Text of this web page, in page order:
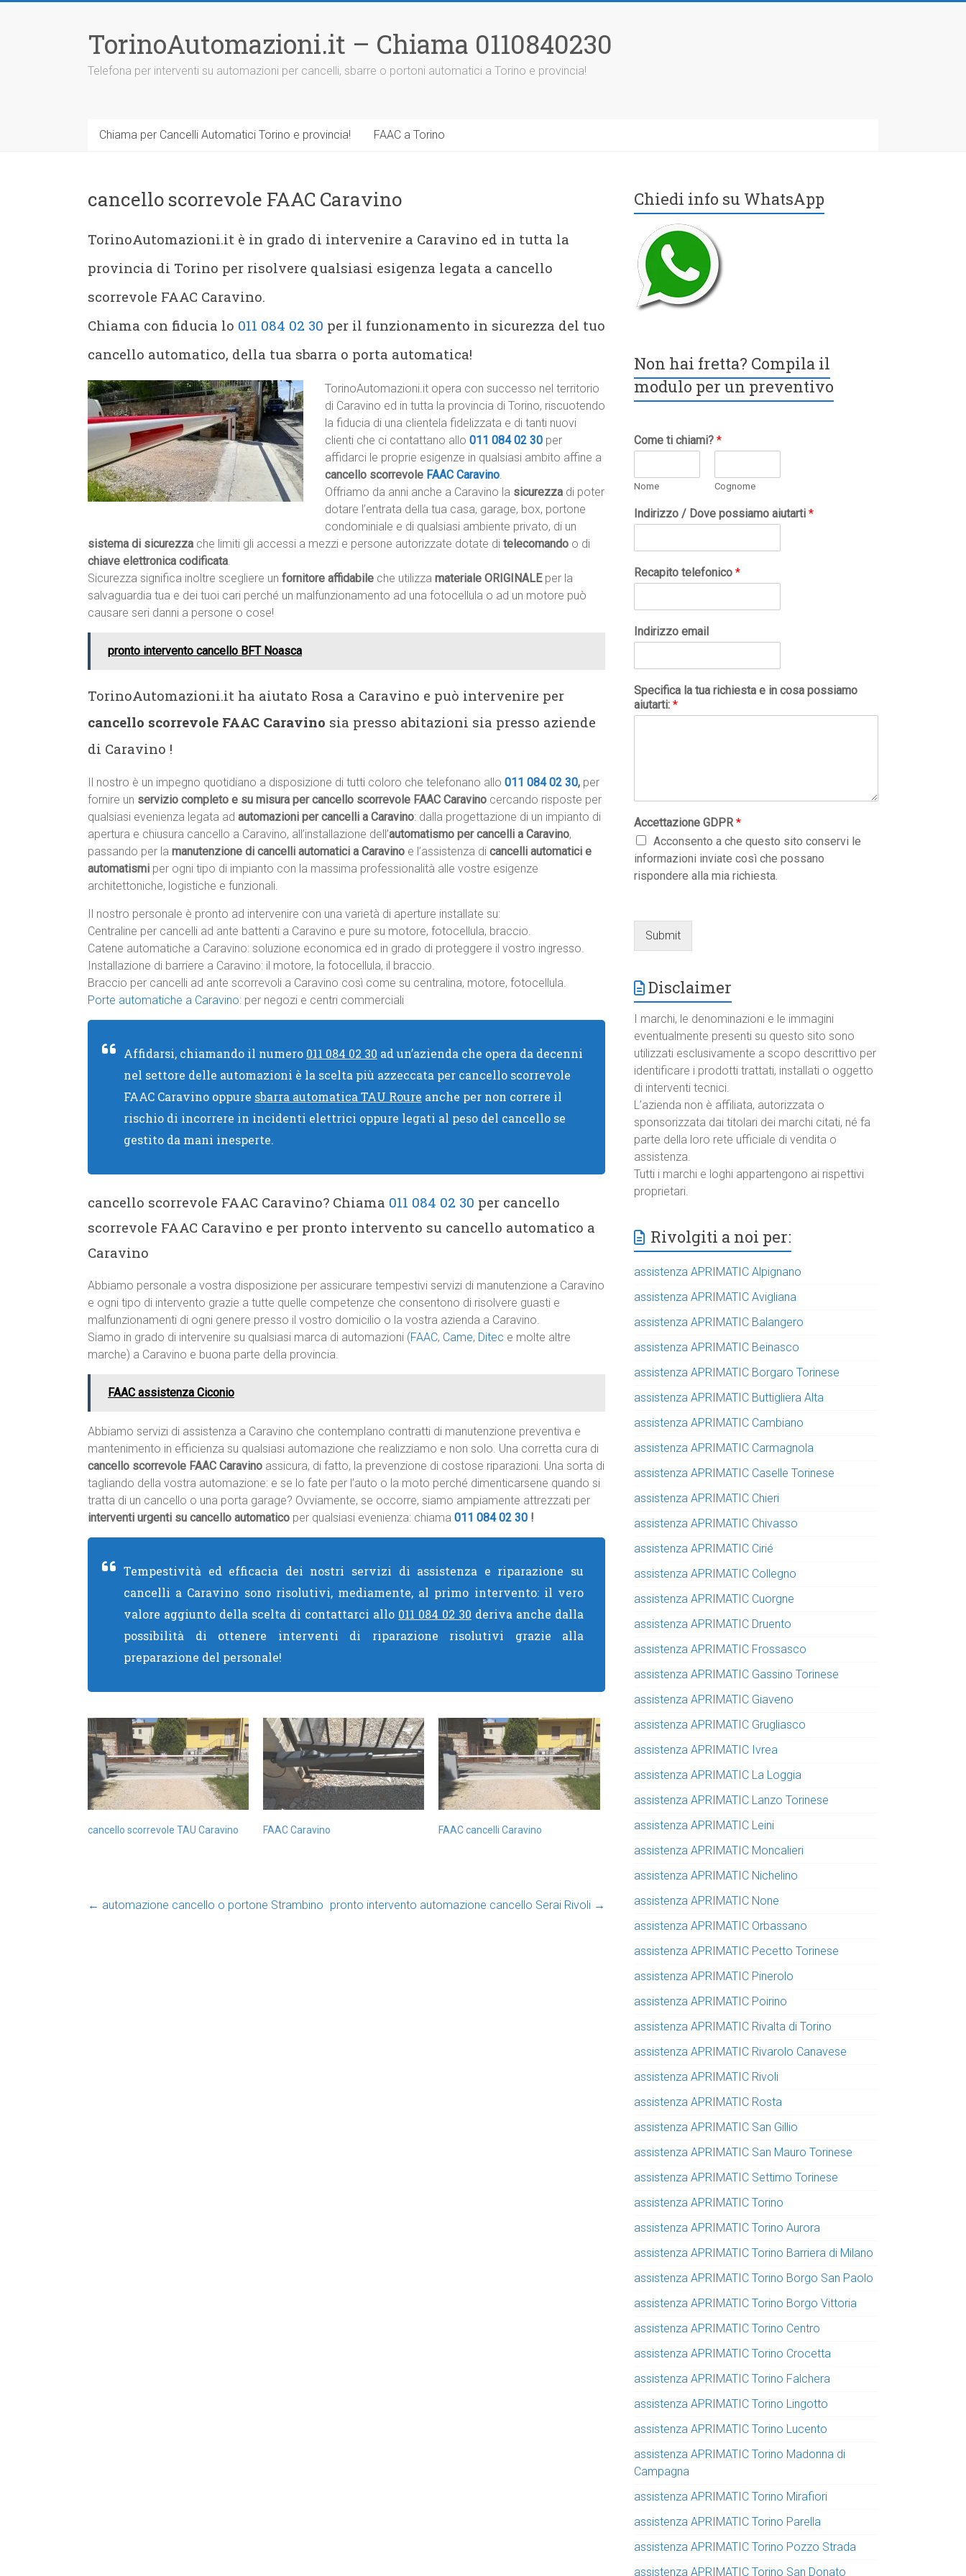
TorinoAutomazioni.it – Chiama 0110840230
Telefona per interventi su automazioni per cancelli, sbarre o portoni automatici a Torino e provincia!
Chiama per Cancelli Automatici Torino e provincia! FAAC a Torino
cancello scorrevole FAAC Caravino
TorinoAutomazioni.it è in grado di intervenire a Caravino ed in tutta la
provincia di Torino per risolvere qualsiasi esigenza legata a cancello
scorrevole FAAC Caravino.
Chiama con fiducia lo 011 084 02 30 per il funzionamento in sicurezza del tuo
cancello automatico, della tua sbarra o porta automatica!
TorinoAutomazioni.it opera con successo nel territorio
di Caravino ed in tutta la provincia di Torino, riscuotendo
la fiducia di una clientela fidelizzata e di tanti nuovi
clienti che ci contattano allo 011 084 02 30 per
affidarci le proprie esigenze in qualsiasi ambito affine a
cancello scorrevole FAAC Caravino.
Offriamo da anni anche a Caravino la sicurezza di poter
dotare l’entrata della tua casa, garage, box, portone
condominiale e di qualsiasi ambiente privato, di un
sistema di sicurezza che limiti gli accessi a mezzi e persone autorizzate dotate di telecomando o di
chiave elettronica codificata.
Sicurezza significa inoltre scegliere un fornitore affidabile che utilizza materiale ORIGINALEper la
salvaguardia tua e dei tuoi cari perché un malfunzionamento ad una fotocellula o ad un motore può
causare seri danni a persone o cose!
pronto intervento cancello BFT Noasca
TorinoAutomazioni.it ha aiutato Rosa a Caravino e può intervenire per
cancello scorrevole FAAC Caravino sia presso abitazioni sia presso aziende
di Caravino !
Il nostro è un impegno quotidiano a disposizione di tutti coloro che telefonano allo 011 084 02 30, per
fornire un servizio completo e su misura per cancello scorrevole FAAC Caravino cercando risposte per
qualsiasi evenienza legata ad automazioni per cancelli a Caravino: dalla progettazione di un impianto di
apertura e chiusura cancello a Caravino, all’installazione dell’automatismo per cancelli a Caravino,
passando per la manutenzione di cancelli automatici a Caravino e l’assistenza di cancelli automatici e
automatismi per ogni tipo di impianto con la massima professionalità alle vostre esigenze
architettoniche, logistiche e funzionali.
Il nostro personale è pronto ad intervenire con una varietà di aperture installate su:
Centraline per cancelli ad ante battenti a Caravino e pure su motore, fotocellula, braccio.
Catene automatiche a Caravino: soluzione economica ed in grado di proteggere il vostro ingresso.
Installazione di barriere a Caravino: il motore, la fotocellula, il braccio.
Braccio per cancelli ad ante scorrevoli a Caravino così come su centralina, motore, fotocellula.
Porte automatiche a Caravino: per negozi e centri commerciali
Affidarsi, chiamando il numero 011 084 02 30 ad un’azienda che opera da decenni
nel settore delle automazioni è la scelta più azzeccata per cancello scorrevole
FAAC Caravino oppure sbarra automatica TAU Roure anche per non correre il
rischio di incorrere in incidenti elettrici oppure legati al peso del cancello se
gestito da mani inesperte.
cancello scorrevole FAAC Caravino? Chiama 011 084 02 30 per cancello
scorrevole FAAC Caravino e per pronto intervento su cancello automatico a
Caravino
Abbiamo personale a vostra disposizione per assicurare tempestivi servizi di manutenzione a Caravino
e ogni tipo di intervento grazie a tutte quelle competenze che consentono di risolvere guasti e
malfunzionamenti di ogni genere presso il vostro domicilio o la vostra azienda a Caravino.
Siamo in grado di intervenire su qualsiasi marca di automazioni (FAAC, Came, Ditec e molte altre
marche) a Caravino e buona parte della provincia.
FAAC assistenza Ciconio
Abbiamo servizi di assistenza a Caravino che contemplano contratti di manutenzione preventiva e
mantenimento in efficienza su qualsiasi automazione che realizziamo e non solo. Una corretta cura di
cancello scorrevole FAAC Caravino assicura, di fatto, la prevenzione di costose riparazioni. Una sorta di
tagliando della vostra automazione: e se lo fate per l’auto o la moto perché dimenticarsene quando si
tratta di un cancello o una porta garage? Ovviamente, se occorre, siamo ampiamente attrezzati per
interventi urgenti su cancello automatico per qualsiasi evenienza: chiama 011 084 02 30 !
Tempestività ed efficacia dei nostri servizi di assistenza e riparazione su
cancelli a Caravino sono risolutivi, mediamente, al primo intervento: il vero
valore aggiunto della scelta di contattarci allo 011 084 02 30 deriva anche dalla
possibilità di ottenere interventi di riparazione risolutivi grazie alla
preparazione del personale!
cancello scorrevole TAU Caravino FAAC Caravino FAAC cancelli Caravino
← automazione cancello o portone Strambino pronto intervento automazione cancello Serai Rivoli →
Chiedi info su WhatsApp
Non hai fretta? Compila il
modulo per un preventivo
Come ti chiami?*
Nome Cognome
Indirizzo / Dove possiamo aiutarti*
Recapito telefonico*
Indirizzo email
Specifica la tua richiesta e in cosa possiamo
aiutarti:*
Accettazione GDPR*
Acconsento a che questo sito conservi le
informazioni inviate così che possano
rispondere alla mia richiesta.
Submit
Disclaimer
I marchi, le denominazioni e le immagini
eventualmente presenti su questo sito sono
utilizzati esclusivamente a scopo descrittivo per
identificare i prodotti trattati, installati o oggetto
di interventi tecnici.
L’azienda non è affiliata, autorizzata o
sponsorizzata dai titolari dei marchi citati, né fa
parte della loro rete ufficiale di vendita o
assistenza.
Tutti i marchi e loghi appartengono ai rispettivi
proprietari.
Rivolgiti a noi per:
assistenza APRIMATIC Alpignano
assistenza APRIMATIC Avigliana
assistenza APRIMATIC Balangero
assistenza APRIMATIC Beinasco
assistenza APRIMATIC Borgaro Torinese
assistenza APRIMATIC Buttigliera Alta
assistenza APRIMATIC Cambiano
assistenza APRIMATIC Carmagnola
assistenza APRIMATIC Caselle Torinese
assistenza APRIMATIC Chieri
assistenza APRIMATIC Chivasso
assistenza APRIMATIC Cirié
assistenza APRIMATIC Collegno
assistenza APRIMATIC Cuorgne
assistenza APRIMATIC Druento
assistenza APRIMATIC Frossasco
assistenza APRIMATIC Gassino Torinese
assistenza APRIMATIC Giaveno
assistenza APRIMATIC Grugliasco
assistenza APRIMATIC Ivrea
assistenza APRIMATIC La Loggia
assistenza APRIMATIC Lanzo Torinese
assistenza APRIMATIC Leini
assistenza APRIMATIC Moncalieri
assistenza APRIMATIC Nichelino
assistenza APRIMATIC None
assistenza APRIMATIC Orbassano
assistenza APRIMATIC Pecetto Torinese
assistenza APRIMATIC Pinerolo
assistenza APRIMATIC Poirino
assistenza APRIMATIC Rivalta di Torino
assistenza APRIMATIC Rivarolo Canavese
assistenza APRIMATIC Rivoli
assistenza APRIMATIC Rosta
assistenza APRIMATIC San Gillio
assistenza APRIMATIC San Mauro Torinese
assistenza APRIMATIC Settimo Torinese
assistenza APRIMATIC Torino
assistenza APRIMATIC Torino Aurora
assistenza APRIMATIC Torino Barriera di Milano
assistenza APRIMATIC Torino Borgo San Paolo
assistenza APRIMATIC Torino Borgo Vittoria
assistenza APRIMATIC Torino Centro
assistenza APRIMATIC Torino Crocetta
assistenza APRIMATIC Torino Falchera
assistenza APRIMATIC Torino Lingotto
assistenza APRIMATIC Torino Lucento
assistenza APRIMATIC Torino Madonna di
Campagna
assistenza APRIMATIC Torino Mirafiori
assistenza APRIMATIC Torino Parella
assistenza APRIMATIC Torino Pozzo Strada
assistenza APRIMATIC Torino San Donato